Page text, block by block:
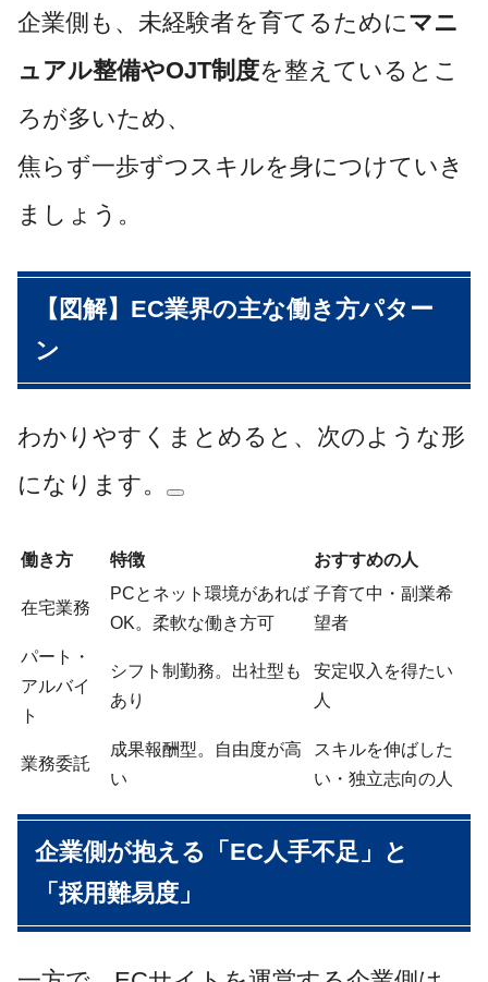
企業側も、未経験者を育てるために マニ
ュアル整備やOJT制度を整えているとこ
ろが多いため、
焦らず一歩ずつスキルを身につけていき
ましょう。
【図解】EC業界の主な働き方パター
ン
わかりやすくまとめると、次のような形
になります。
働き方 特徴 おすすめの人
在宅業務
PCとネット環境があれば
OK。柔軟な働き方可
子育て中・副業希
望者
パート・
アルバイ
ト
シフト制勤務。出社型も
あり
安定収入を得たい
人
業務委託
成果報酬型。自由度が高
い
スキルを伸ばした
い・独立志向の人
企業側が抱える「EC人手不足」と
「採用難易度」